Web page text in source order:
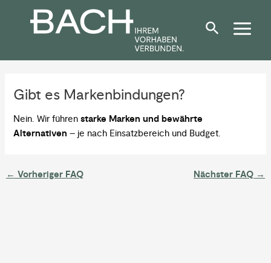
springen
Gibt es Markenbindungen?
Nein. Wir führenstarke Marken und bewährte
Alternativen – je nach Einsatzbereich und Budget.
navigation
← Vorheriger FAQ Nächster FAQ →